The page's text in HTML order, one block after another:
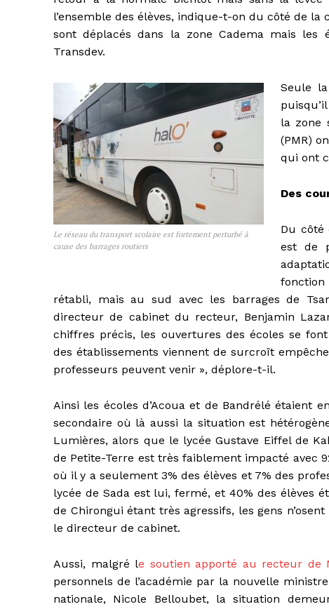
l’ensemble des élèves, indique-t-on du côté de
sont déplacés dans la zone Cadema mais les
Transdev.
Le réseau du transport scolaire est fortement perturbé à
cause des barrages routiers
Seule
la zone
(PMR)
qui ont
Des
Du côté
est de
rétabli, mais au sud avec les barrages de
directeur de cabinet du recteur, Benjamin
chiffres précis, les ouvertures des écoles se
des établissements viennent de surcroît
professeurs peuvent venir », déplore-t-il.
Ainsi les écoles d’Acoua et de Bandrélé étaient
secondaire où là aussi la situation est
Lumières, alors que le lycée Gustave Eiffel de
de Petite-Terre est très faiblement impacté avec
où il y a seulement 3% des élèves et 7% des
lycée de Sada est lui, fermé, et 40% des élèves
de Chirongui étant très agressifs, les gens
le directeur de cabinet.
Aussi, malgré le soutien apporté au recteur de
personnels de l’académie par la nouvelle
nationale, Nicole Belloubet, la situation